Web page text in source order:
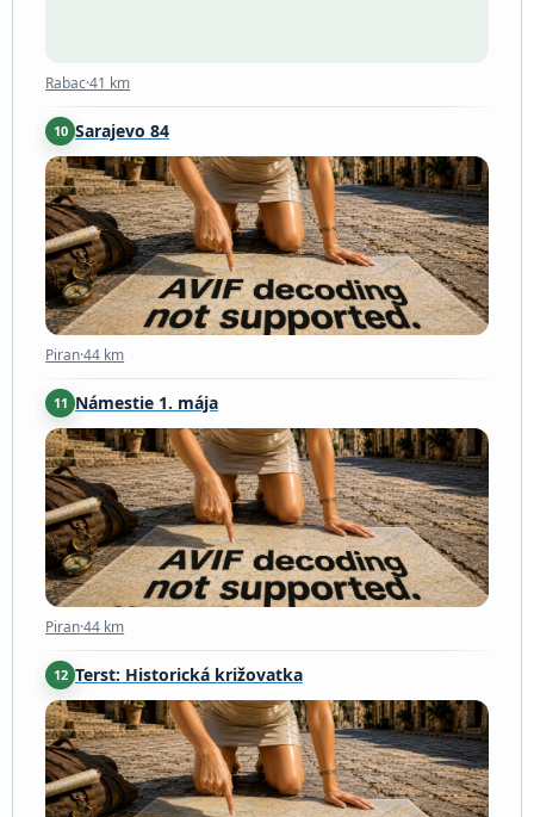
Rabac·41 km
10 Sarajevo 84
Piran·44 km
Piran·44 km
11 Námestie 1. mája
Piran·44 km
Piran·44 km
12 Terst: Historická križovatka
Trieste·58 km